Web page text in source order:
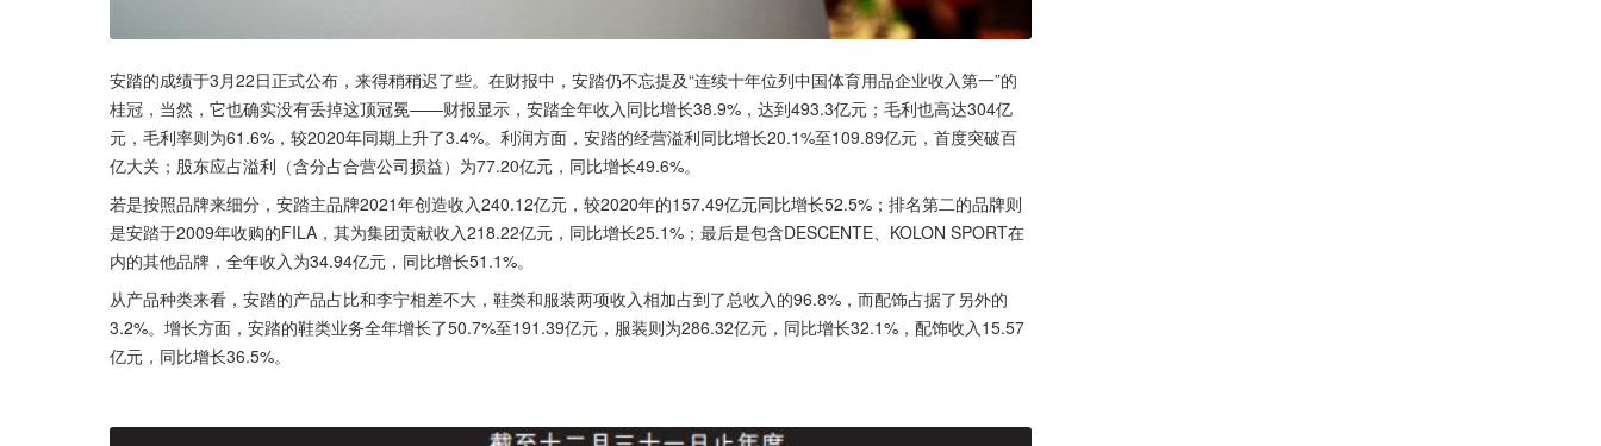
安踏的成绩于3月22日正式公布，来得稍稍迟了些。在财报中，安踏仍不忘提及“连续十年位列中国体育用品企业收入第一”的
桂冠，当然，它也确实没有丢掉这顶冠冕——财报显示，安踏全年收入同比增长38.9%，达到493.3亿元；毛利也高达304亿
元，毛利率则为61.6%，较2020年同期上升了3.4%。利润方面，安踏的经营溢利同比增长20.1%至109.89亿元，首度突破百
亿大关；股东应占溢利（含分占合营公司损益）为77.20亿元，同比增长49.6%。
若是按照品牌来细分，安踏主品牌2021年创造收入240.12亿元，较2020年的157.49亿元同比增长52.5%；排名第二的品牌则
是安踏于2009年收购的FILA，其为集团贡献收入218.22亿元，同比增长25.1%；最后是包含DESCENTE、KOLON SPORT在
内的其他品牌，全年收入为34.94亿元，同比增长51.1%。
从产品种类来看，安踏的产品占比和李宁相差不大，鞋类和服装两项收入相加占到了总收入的96.8%，而配饰占据了另外的
3.2%。增长方面，安踏的鞋类业务全年增长了50.7%至191.39亿元，服装则为286.32亿元，同比增长32.1%，配饰收入15.57
亿元，同比增长36.5%。